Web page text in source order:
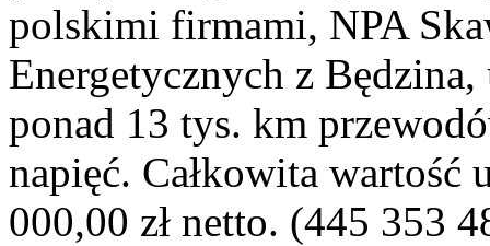
polskimi firmami, NPA
Energetycznych z
ponad 13 tys. km
napięć. Całkowita
000,00 zł netto. (445 353